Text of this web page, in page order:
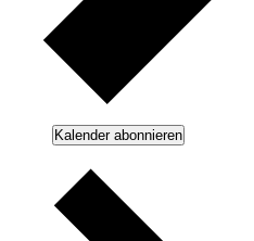
Kalender abonnieren